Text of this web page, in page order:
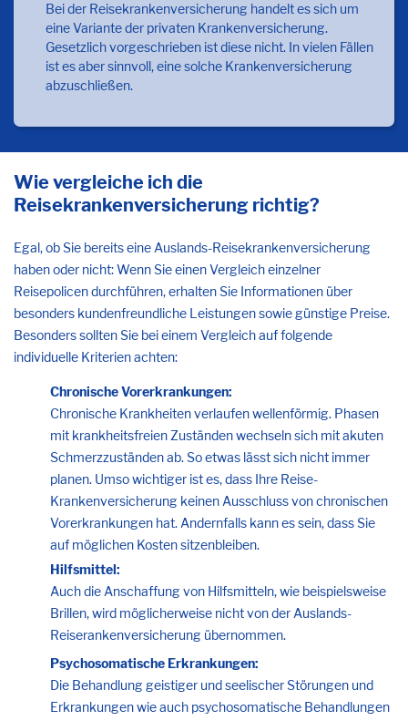
Bei der Reisekrankenversicherung handelt es sich um
eine Variante der privaten Krankenversicherung.
Gesetzlich vorgeschrieben ist diese nicht. In vielen Fällen
ist es aber sinnvoll, eine solche Krankenversicherung
abzuschließen.
Wie vergleiche ich die
Reisekrankenversicherung richtig?
Egal, ob Sie bereits eine Auslands-Reisekrankenversicherung
haben oder nicht: Wenn Sie einen Vergleich einzelner
Reisepolicen durchführen, erhalten Sie Informationen über
besonders kundenfreundliche Leistungen sowie günstige Preise.
Besonders sollten Sie bei einem Vergleich auf folgende
individuelle Kriterien achten:
Chronische Vorerkrankungen:
Chronische Krankheiten verlaufen wellenförmig. Phasen
mit krankheitsfreien Zuständen wechseln sich mit akuten
Schmerzzuständen ab. So etwas lässt sich nicht immer
planen. Umso wichtiger ist es, dass Ihre Reise-
Krankenversicherung keinen Ausschluss von chronischen
Vorerkrankungen hat. Andernfalls kann es sein, dass Sie
auf möglichen Kosten sitzenbleiben.
Hilfsmittel:
Auch die Anschaffung von Hilfsmitteln, wie beispielsweise
Brillen, wird möglicherweise nicht von der Auslands-
Reiserankenversicherung übernommen.
Psychosomatische Erkrankungen:
Die Behandlung geistiger und seelischer Störungen und
Erkrankungen wie auch psychosomatische Behandlungen